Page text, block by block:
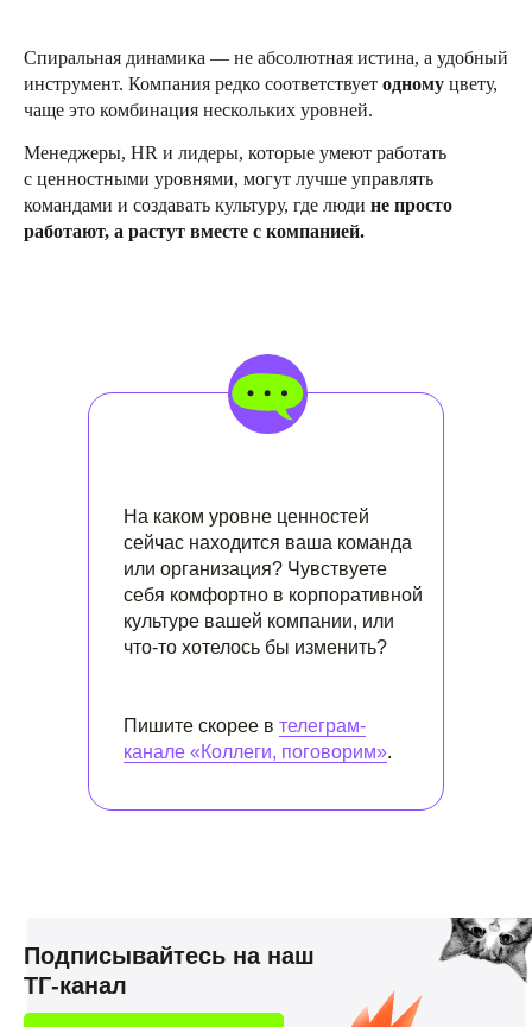
Спиральная динамика — не абсолютная истина, а удобный
инструмент. Компания редко соответствует одному цвету,
чаще это комбинация нескольких уровней.
Менеджеры, HR и лидеры, которые умеют работать
с ценностными уровнями, могут лучше управлять
командами и создавать культуру, где люди не просто
работают, а растут вместе с компанией.
На каком уровне ценностей
сейчас находится ваша команда
или организация? Чувствуете
себя комфортно в корпоративной
культуре вашей компании, или
что-то хотелось бы изменить?
Пишите скорее в телеграм-
канале «Коллеги, поговорим».
Подписывайтесь на наш
ТГ-канал